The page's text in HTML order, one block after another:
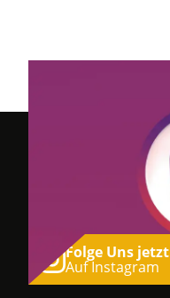
Folge Uns jetzt
Auf Instagram